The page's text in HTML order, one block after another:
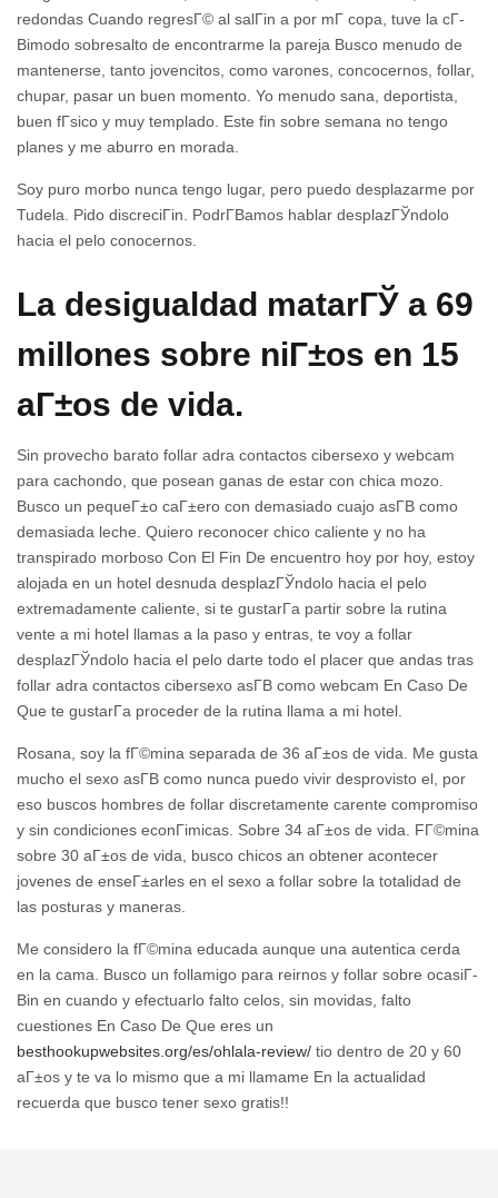
redondas Cuando regresГ© al salГіn a por mГ­ copa, tuve la cГ­
Віmodo sobresalto de encontrarme la pareja Busco menudo de
mantenerse, tanto jovencitos, como varones, concocernos, follar,
chupar, pasar un buen momento. Yo menudo sana, deportista,
buen fГ­sico y muy templado. Este fin sobre semana no tengo
planes y me aburro en morada.
Soy puro morbo nunca tengo lugar, pero puedo desplazarme por
Tudela. Pido discreciГіn. PodrГ­В­amos hablar desplazГЎndolo
hacia el pelo conocernos.
La desigualdad matarГЎ a 69
millones sobre niГ±os en 15
aГ±os de vida.
Sin provecho barato follar adra contactos cibersexo y webcam
para cachondo, que posean ganas de estar con chica mozo.
Busco un pequeГ±o caГ±ero con demasiado cuajo asГ­В­ como
demasiada leche. Quiero reconocer chico caliente y no ha
transpirado morboso Con El Fin De encuentro hoy por hoy, estoy
alojada en un hotel desnuda desplazГЎndolo hacia el pelo
extremadamente caliente, si te gustarГ­a partir sobre la rutina
vente a mi hotel llamas a la paso y entras, te voy a follar
desplazГЎndolo hacia el pelo darte todo el placer que andas tras
follar adra contactos cibersexo asГ­В­ como webcam En Caso De
Que te gustarГ­a proceder de la rutina llama a mi hotel.
Rosana, soy la fГ©mina separada de 36 aГ±os de vida. Me gusta
mucho el sexo asГ­В­ como nunca puedo vivir desprovisto el, por
eso buscos hombres de follar discretamente carente compromiso
y sin condiciones econГіmicas. Sobre 34 aГ±os de vida. FГ©mina
sobre 30 aГ±os de vida, busco chicos an obtener acontecer
jovenes de enseГ±arles en el sexo a follar sobre la totalidad de
las posturas y maneras.
Me considero la fГ©mina educada aunque una autentica cerda
en la cama. Busco un follamigo para reirnos y follar sobre ocasiГ­
Віn en cuando y efectuarlo falto celos, sin movidas, falto
cuestiones En Caso De Que eres un
besthookupwebsites.org/es/ohlala-review/ tio dentro de 20 y 60
aГ±os y te va lo mismo que a mi llamame En la actualidad
recuerda que busco tener sexo gratis!!